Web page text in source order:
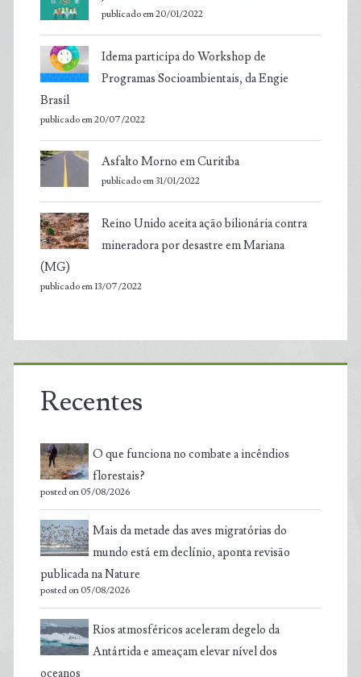
publicado em 20/01/2022
Idema participa do Workshop de
Programas Socioambientais, da Engie
Brasil
publicado em 20/07/2022
Asfalto Morno em Curitiba
publicado em 31/01/2022
Reino Unido aceita ação bilionária contra
mineradora por desastre em Mariana
(MG)
publicado em 13/07/2022
Recentes
O que funciona no combate a incêndios
florestais?
posted on 05/08/2026
Mais da metade das aves migratórias do
mundo está em declínio, aponta revisão
publicada na Nature
posted on 05/08/2026
Rios atmosféricos aceleram degelo da
Antártida e ameaçam elevar nível dos
oceanos